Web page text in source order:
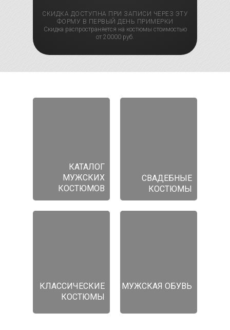
СКИДКА ДОСТУПНА ПРИ ЗАПИСИ ЧЕРЕЗ ЭТУ
ФОРМУ В ПЕРВЫЙ ДЕНЬ ПРИМЕРКИ
Скидка распространяется на костюмы стоимостью
от 20000 руб.
КАТАЛОГ
МУЖСКИХ
КОСТЮМОВ
СВАДЕБНЫЕ
КОСТЮМЫ
КЛАССИЧЕСКИЕ
КОСТЮМЫ
МУЖСКАЯ ОБУВЬ